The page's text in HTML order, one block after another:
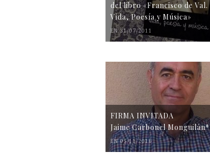
del libro «Francisco de Val.
Vida, Poesía y Música»
EN 31/07/2011
FIRMA INVITADA
Jaime Carbonel Monguilán*
EN 05/11/2016